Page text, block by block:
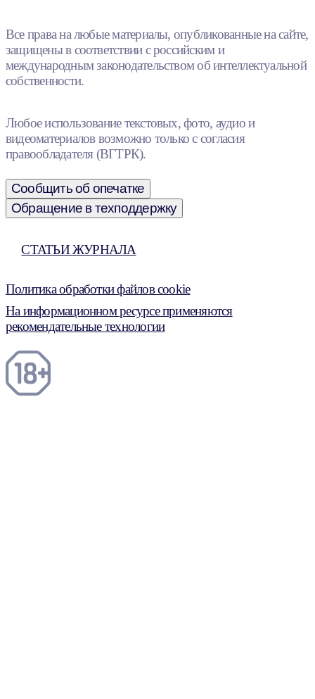
Все права на любые материалы, опубликованные на сайте,
защищены в соответствии с российским и
международным законодательством об интеллектуальной
собственности.
Любое использование текстовых, фото, аудио и
видеоматериалов возможно только с согласия
правообладателя (ВГТРК).
Сообщить об опечатке
Обращение в техподдержку
СТАТЬИ ЖУРНАЛА
Политика обработки файлов cookie
На информационном ресурсе применяются
рекомендательные технологии